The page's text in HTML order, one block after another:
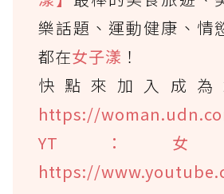
樂話題、運動健康、情
都在女子漾 ！
快點來加入成為
https://
YT：女
https://